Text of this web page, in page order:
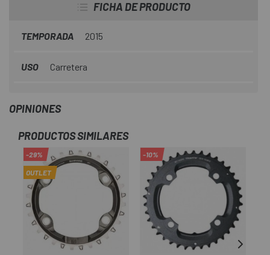
FICHA DE PRODUCTO
TEMPORADA 2015
USO Carretera
OPINIONES
PRODUCTOS SIMILARES
-29%
OUTLET
-10%